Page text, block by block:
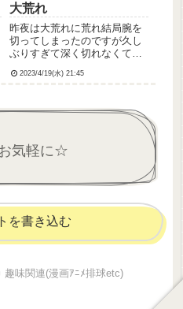
大荒れ
昨夜は大荒れに荒れ結局腕を
切ってしまったのですが久し
ぶりすぎて深く切れなくてそ
夜中に死にたくなってコンビ
調べたり車でどっか遠くまで
ど一度...
2023/4/19(水) 21:45
気軽に☆
を書き込む
趣味関連(漫画ｱﾆﾒ排球etc)